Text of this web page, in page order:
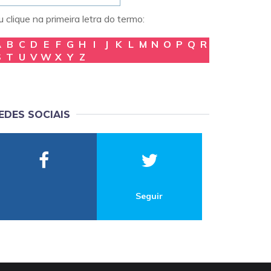
clique na primeira letra do termo:
B C D E F G H I J K L M N O P Q R
T U V W X Y Z
SOCIAIS
Seguir